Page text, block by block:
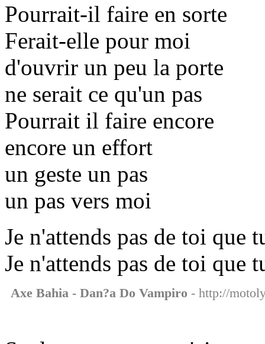
Pourrait-il faire en sorte
Ferait-elle pour moi
d'ouvrir un peu la porte
ne serait ce qu'un pas
Pourrait il faire encore
encore un effort
un geste un pas
un pas vers moi
Je n'attends pas de toi que
Je n'attends pas de toi que
Axe Bahia - Dan?a Do Vampiro - http://